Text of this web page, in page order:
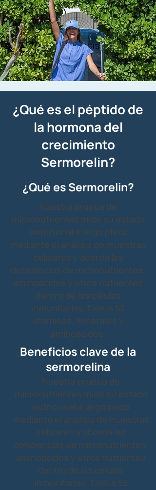
¿Qué es el péptido de
la hormona del
crecimiento
Sermorelin?
¿Qué es Sermorelin?
Nuestra prueba de
micronutrientes mide su estado
nutricional a largo plazo
mediante el análisis de muestras
celulares y aborda las
deficiencias de micronutrientes,
aminoácidos y otros nutrientes
dentro de las células
inmunitarias. Evalúa 55
vitaminas, minerales y
aminoácidos.
Beneficios clave de la
sermorelina
Nuestra prueba de
micronutrientes mide su estado
nutricional a largo plazo
mediante el análisis de muestras
celulares y aborda las
deficiencias de micronutrientes,
aminoácidos y otros nutrientes
dentro de las células
inmunitarias. Evalúa 55